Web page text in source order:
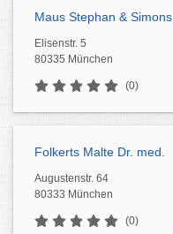
Maus Stephan &
Elisenstr. 5
80335 München
(0)
Folkerts Malte Dr. med.
Augustenstr. 64
80333 München
(0)